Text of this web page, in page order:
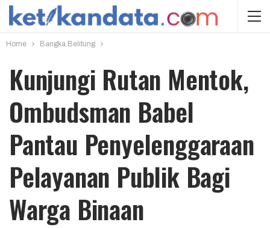
Home Bangka Belitung
Kunjungi Rutan Mentok,
Ombudsman Babel
Pantau Penyelenggaraan
Pelayanan Publik Bagi
Warga Binaan